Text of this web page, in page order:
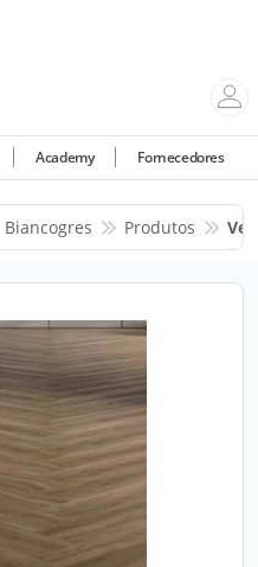
Academy Fornecedores
Biancogres Produtos